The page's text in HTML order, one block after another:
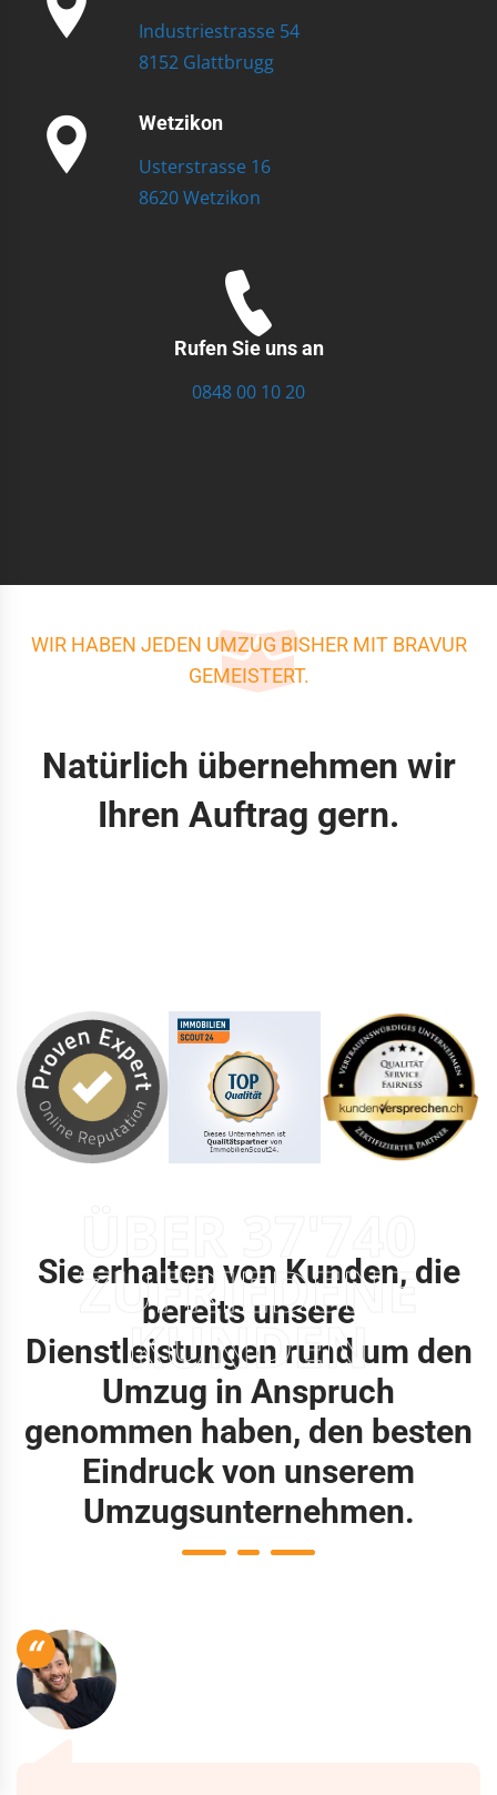
Industriestrasse 54
8152 Glattbrugg
Wetzikon
Usterstrasse 16
8620 Wetzikon
Rufen Sie uns an
0848 00 10 20
WIR HABEN JEDEN UMZUG BISHER MIT BRAVUR
GEMEISTERT.
Natürlich übernehmen wir
Ihren Auftrag gern.
ZUFRIEDENE
KUNDEN
Sie erhalten von Kunden, die
bereits unsere
Dienstleistungen rund um den
Umzug in Anspruch
genommen haben, den besten
Eindruck von unserem
Umzugsunternehmen.
“